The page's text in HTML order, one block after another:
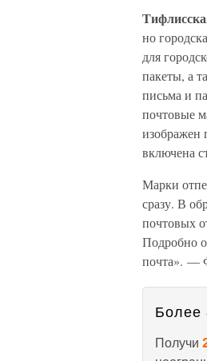
но
для
пакеты, а
письма и
почтовые
изображен
включена
Марки
сразу. В
почтовых
Подробно
почта». —
Более
Получи